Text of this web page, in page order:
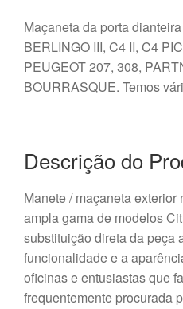
Maçaneta da porta
BERLINGO III, C4 II, C4
PEUGEOT 207, 308,
BOURRASQUE. Temos
Descrição do
Manete / maçaneta
ampla gama de modelos
substituição direta da peça
funcionalidade e a
oficinas e entusiastas que
frequentemente procurada